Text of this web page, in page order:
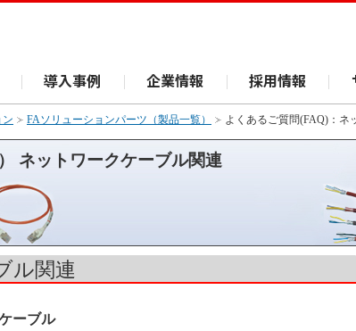
導入事例 企業情報 採用情報
FAソリューションパーツ（製品一覧） よくあるご質問(FAQ)：ネ
ネットワークケーブル関連
ル関連
ーブル